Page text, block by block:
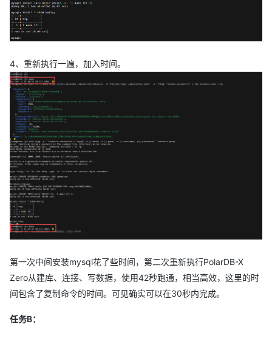
4、重新执行一遍，加入时间。
第一次中间安装mysql花了些时间，第二次重新执行PolarDB-X
Zero从建库、连接、写数据，使用42秒跑通，相当高效，这里的时
间包含了复制命令的时间。可见确实可以在30秒内完成。
任务B：